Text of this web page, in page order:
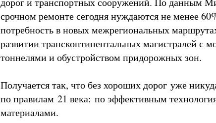
срочном ремонте сегодня нуждаются не менее
потребность в новых межрегиональных
развитии трансконтинентальных магистралей с
тоннелями и обустройством придорожных зон.
Получается так, что без хороших дорог уже
по правилам 21 века: по эффективным
материалами.